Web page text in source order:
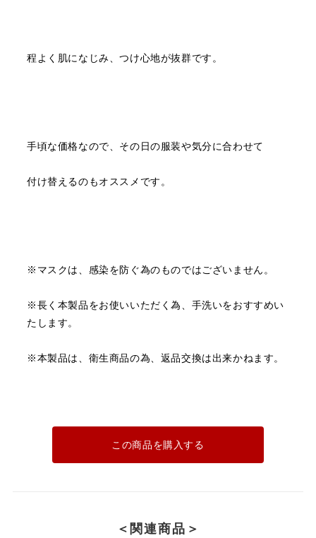
程よく肌になじみ、つけ心地が抜群です。
手頃な価格なので、その日の服装や気分に合わせて
付け替えるのもオススメです。
※マスクは、感染を防ぐ為のものではございません。
※長く本製品をお使いいただく為、手洗いをおすすめい
たします。
※本製品は、衛生商品の為、返品交換は出来かねます。
この商品を購入する
＜関連商品＞